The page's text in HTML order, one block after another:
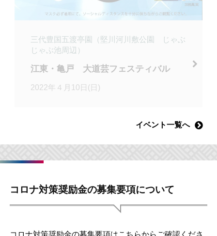
三代豊国五渡亭園（堅川河川敷公園 じゃぶ
じゃぶ池周辺）
江東・亀戸 大道芸フェスティバル
2022年４月10日(日)
イベント一覧へ
コロナ対策奨励金の募集要項について
コロナ対策奨励金の募集要項はこちらからご確認くださ